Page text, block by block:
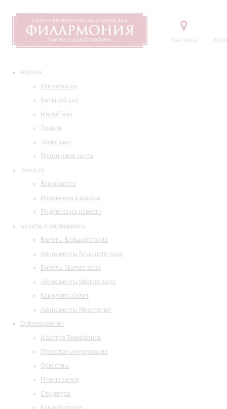
Контакты
Афиша
Все события
Большой зал
Малый зал
Лекции
Экскурсии
Пушкинская карта
Новости
Все новости
Изменения в афише
Подписка на новости
Билеты и абонементы
Билеты Большого зала
Абонементы Большого зала
Билеты Малого зала
Абонементы Малого зала
Как купить билет
Абонементы Музитория
О филармонии
Маэстро Темирканов
Правовая информация
Оркестры
Планы залов
Структура
Как добраться